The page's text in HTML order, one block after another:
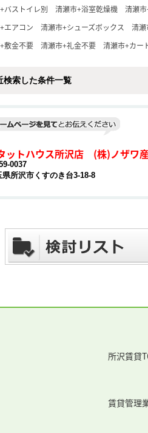
バストイレ別 清瀬市+浴室乾燥機 清瀬
エアコン
清瀬市+シューズボックス 清瀬
敷金不要
清瀬市+礼金不要 清瀬市+カー
検索した条件一覧
ットハウス所沢店 (株)ノザワ
0037
県所沢市くすのき台3-18-8
所沢賃貸
賃貸管理